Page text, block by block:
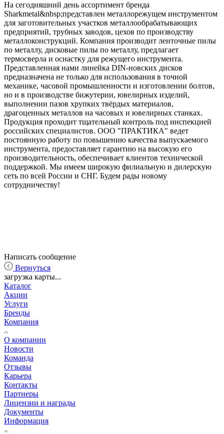
На сегодняшний день ассортимент бренда
Sharkmetal&nbsp;представлен металлорежущем инструментом
для заготовительных участков металлообрабатывающих
предприятий, трубных заводов, цехов по производству
металлоконструкций. Компания производит ленточные пилы
по металлу, дисковые пилы по металлу, предлагает
термосверла и оснастку для режущего инструмента.
Представленная нами линейка DIN-новских дисков
предназначена не только для использования в точной
механике, часовой промышленности и изготовлении болтов,
но и в производстве бижутерии, ювелирных изделий,
выполнении пазов хрупких твёрдых материалов,
драгоценных металлов на часовых и ювелирных станках.
Продукция проходит тщательный контроль под инспекцией
российских специалистов. ООО "ПРАКТИКА" ведет
постоянную работу по повышению качества выпускаемого
инструмента, предоставляет гарантию на высокую его
производительность, обеспечивает клиентов технической
поддержкой. Мы имеем широкую филиальную и дилерскую
сеть по всей России и СНГ. Будем рады новому
сотрудничеству!
Написать сообщение
Вернуться
загрузка карты...
Каталог
Акции
Услуги
Бренды
Компания
О компании
Новости
Команда
Отзывы
Карьера
Контакты
Партнеры
Лицензии и награды
Документы
Информация